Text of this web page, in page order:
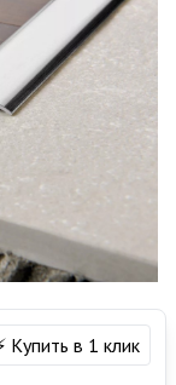
Купить в 1 клик